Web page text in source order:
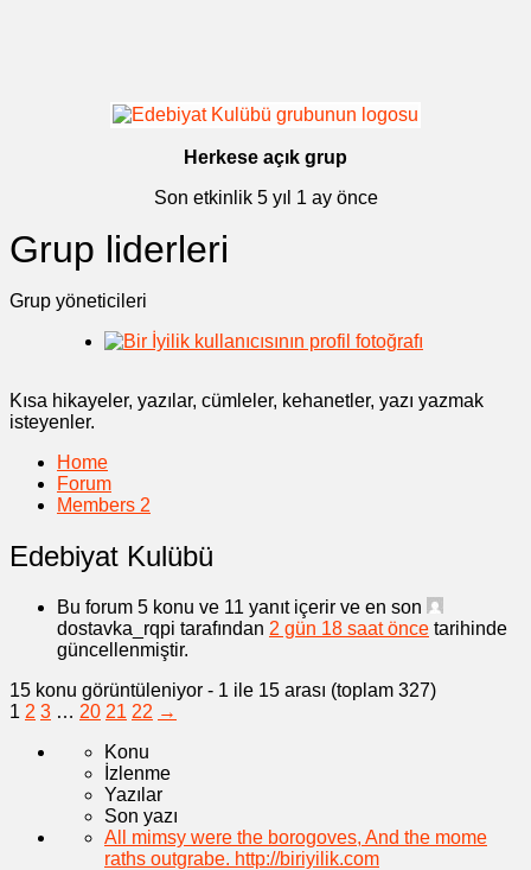
Herkese açık grup
Son etkinlik 5 yıl 1 ay önce
Grup liderleri
Grup yöneticileri
Kısa hikayeler, yazılar, cümleler, kehanetler, yazı yazmak
isteyenler.
Home
Forum
Members 2
Edebiyat Kulübü
Bu forum 5 konu ve 11 yanıt içerir ve en son
dostavka_rqpi tarafından 2 gün 18 saat önce tarihinde
güncellenmiştir.
15 konu görüntüleniyor - 1 ile 15 arası (toplam 327)
1 2 3 … 20 21 22 →
Konu
İzlenme
Yazılar
Son yazı
All mimsy were the borogoves, And the mome
raths outgrabe. http://biriyilik.com